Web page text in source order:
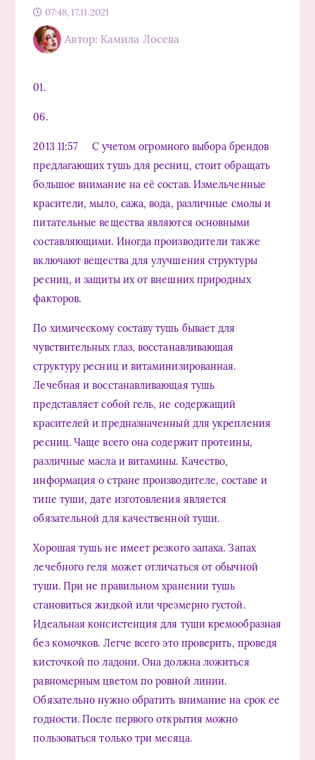
07:48, 17.11.2021
Автор: Камила Лосева
01.
06.
2013 11:57 С учетом огромного выбора брендов
предлагающих тушь для ресниц, стоит обращать
большое внимание на её состав. Измельченные
красители, мыло, сажа, вода, различные смолы и
питательные вещества являются основными
составляющими. Иногда производители также
включают вещества для улучшения структуры
ресниц, и защиты их от внешних природных
факторов.
По химическому составу тушь бывает для
чувствительных глаз, восстанавливающая
структуру ресниц и витаминизированная.
Лечебная и восстанавливающая тушь
представляет собой гель, не содержащий
красителей и предназначенный для укрепления
ресниц. Чаще всего она содержит протеины,
различные масла и витамины. Качество,
информация о стране производителе, составе и
типе туши, дате изготовления является
обязательной для качественной туши.
Хорошая тушь не имеет резкого запаха. Запах
лечебного геля может отличаться от обычной
туши. При не правильном хранении тушь
становиться жидкой или чрезмерно густой.
Идеальная консистенция для туши кремообразная
без комочков. Легче всего это проверить, проведя
кисточкой по ладони. Она должна ложиться
равномерным цветом по ровной линии.
Обязательно нужно обратить внимание на срок ее
годности. После первого открытия можно
пользоваться только три месяца.